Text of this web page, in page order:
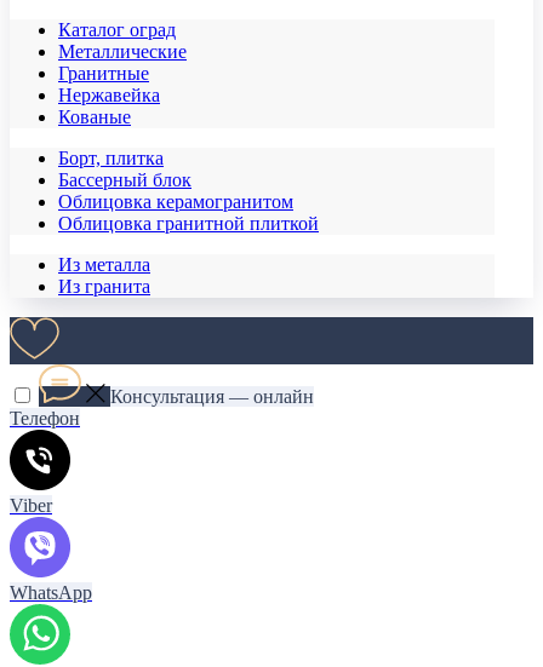
Каталог оград
Металлические
Гранитные
Нержавейка
Кованые
Борт, плитка
Бассерный блок
Облицовка керамогранитом
Облицовка гранитной плиткой
Из металла
Из гранита
Консультация — онлайн
Телефон
Viber
WhatsApp